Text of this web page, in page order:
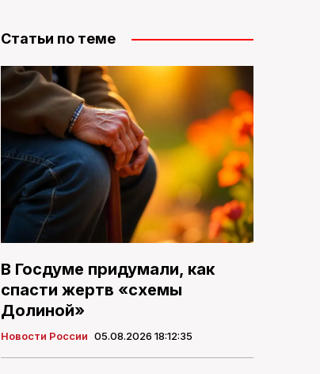
Статьи по теме
В Госдуме придумали, как
спасти жертв «схемы
Долиной»
Новости России 05.08.2026 18:12:35